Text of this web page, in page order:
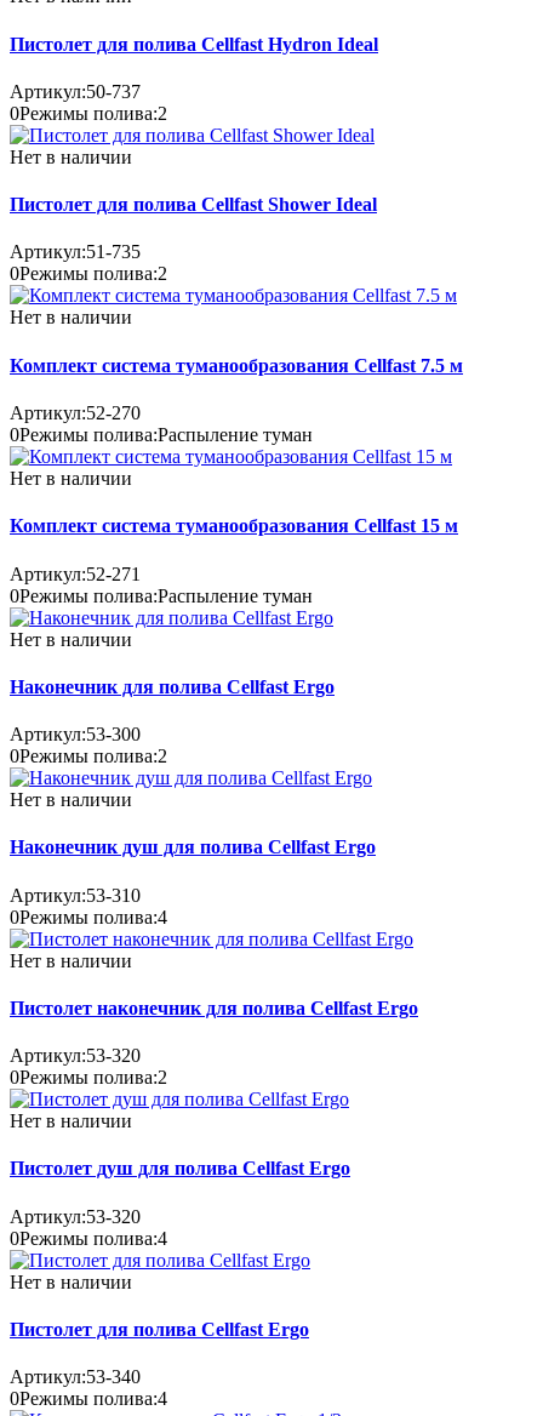
Пистолет для полива Cellfast Hydron Ideal
Артикул:50-737
0Режимы полива:2
Нет в наличии
Пистолет для полива Cellfast Shower Ideal
Артикул:51-735
0Режимы полива:2
Нет в наличии
Комплект система туманообразования Cellfast 7.5 м
Артикул:52-270
0Режимы полива:Распыление туман
Нет в наличии
Комплект система туманообразования Cellfast 15 м
Артикул:52-271
0Режимы полива:Распыление туман
Нет в наличии
Наконечник для полива Cellfast Ergo
Артикул:53-300
0Режимы полива:2
Нет в наличии
Наконечник душ для полива Cellfast Ergo
Артикул:53-310
0Режимы полива:4
Нет в наличии
Пистолет наконечник для полива Cellfast Ergo
Артикул:53-320
0Режимы полива:2
Нет в наличии
Пистолет душ для полива Cellfast Ergo
Артикул:53-320
0Режимы полива:4
Нет в наличии
Пистолет для полива Cellfast Ergo
Артикул:53-340
0Режимы полива:4